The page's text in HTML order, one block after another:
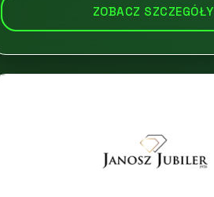
ZOBACZ SZCZEGÓŁY